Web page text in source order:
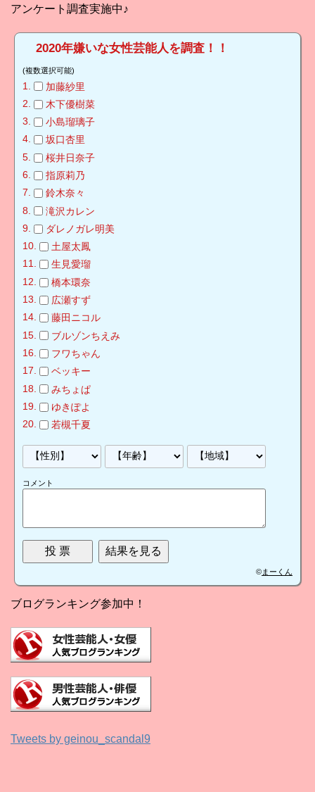
アンケート調査実施中♪
2020年嫌いな女性芸能人を調査！！
(複数選択可能)
加藤紗里
木下優樹菜
小島瑠璃子
坂口杏里
桜井日奈子
指原莉乃
鈴木奈々
滝沢カレン
ダレノガレ明美
土屋太鳳
生見愛瑠
橋本環奈
広瀬すず
藤田ニコル
ブルゾンちえみ
フワちゃん
ベッキー
みちょぱ
ゆきぽよ
若槻千夏
コメント
©まーくん
ブログランキング参加中！
Tweets by geinou_scandal9